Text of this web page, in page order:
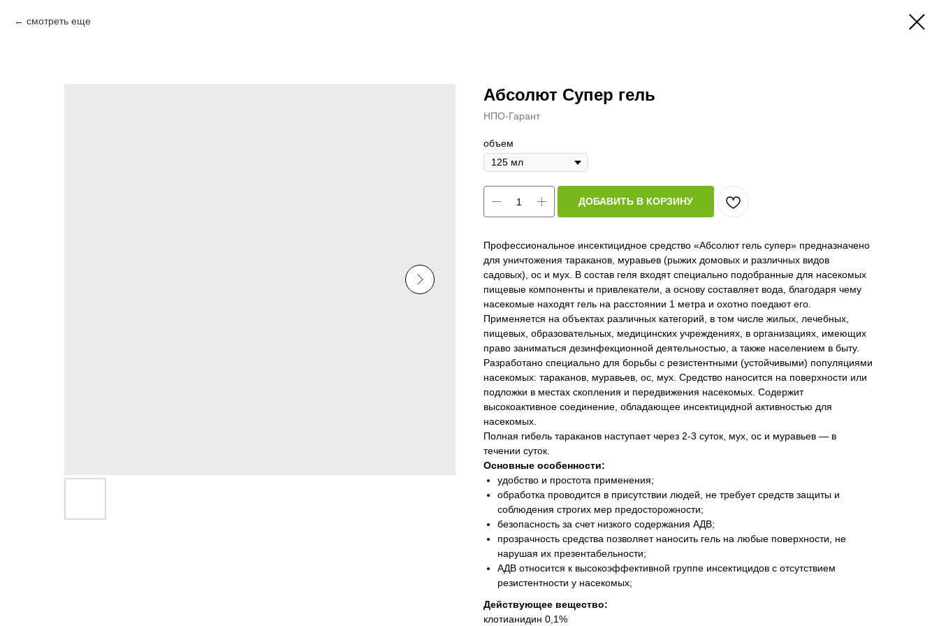
смотреть еще
Абсолют Супер гель
НПО-Гарант
объем
ДОБАВИТЬ В КОРЗИНУ
Профессиональное инсектицидное средство «Абсолют гель супер» предназначено
для уничтожения тараканов, муравьев (рыжих домовых и различных видов
садовых), ос и мух. В состав геля входят специально подобранные для насекомых
пищевые компоненты и привлекатели, а основу составляет вода, благодаря чему
насекомые находят гель на расстоянии 1 метра и охотно поедают его.
Применяется на объектах различных категорий, в том числе жилых, лечебных,
пищевых, образовательных, медицинских учреждениях, в организациях, имеющих
право заниматься дезинфекционной деятельностью, а также населением в быту.
Разработано специально для борьбы с резистентными (устойчивыми) популяциями
насекомых: тараканов, муравьев, ос, мух. Средство наносится на поверхности или
подложки в местах скопления и передвижения насекомых. Содержит
высокоактивное соединение, обладающее инсектицидной активностью для
насекомых.
Полная гибель тараканов наступает через 2-3 суток, мух, ос и муравьев — в
течении суток.
Основные особенности:
удобство и простота применения;
обработка проводится в присутствии людей, не требует средств защиты и
соблюдения строгих мер предосторожности;
безопасность за счет низкого содержания АДВ;
прозрачность средства позволяет наносить гель на любые поверхности, не
нарушая их презентабельности;
АДВ относится к высокоэффективной группе инсектицидов с отсутствием
резистентности у насекомых;
Действующее вещество:
клотианидин 0,1%